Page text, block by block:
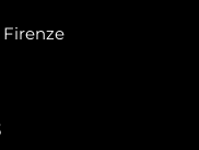
Firenze